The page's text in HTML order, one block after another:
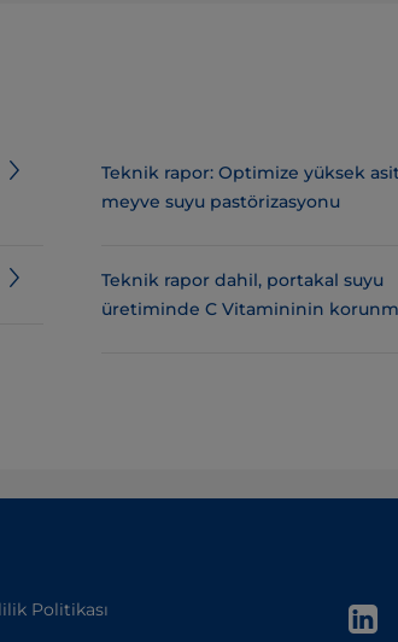
Teknik rapor: Optimize yüksek
meyve suyu pastörizasyonu
Teknik rapor dahil, portakal suyu
üretiminde C Vitamininin
Politikası